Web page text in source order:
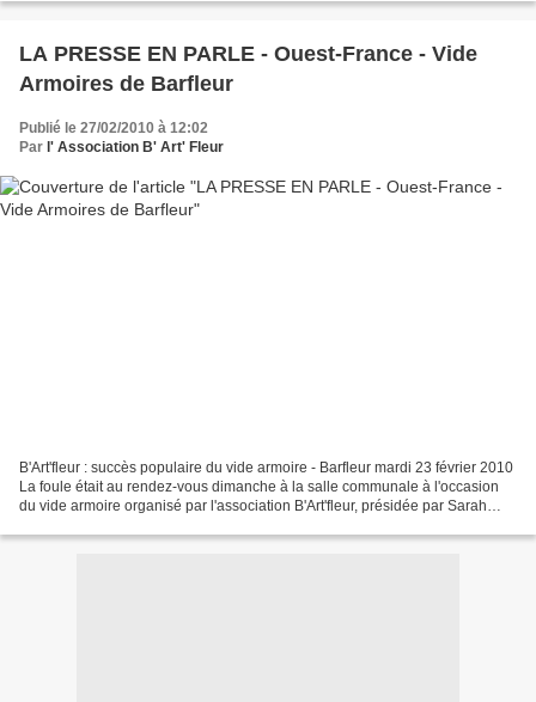
LA PRESSE EN PARLE - Ouest-France - Vide
Armoires de Barfleur
Publié le 27/02/2010 à 12:02
Par l' Association B' Art' Fleur
B'Art'fleur : succès populaire du vide armoire - Barfleur mardi 23 février 2010
La foule était au rendez-vous dimanche à la salle communale à l'occasion
du vide armoire organisé par l'association B'Art'fleur, présidée par Sarah